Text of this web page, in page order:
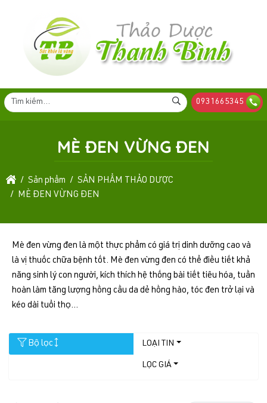
0931665345
MÈ ĐEN VỪNG ĐEN
Sản phẩm
SẢN PHẨM THẢO DƯỢC
MÈ ĐEN VỪNG ĐEN
Mè đen vừng đen là một thực phẩm có giá trị dinh dưỡng cao và
là vị thuốc chữa bệnh tốt. Mè đen vừng đen có thể điều tiết khả
năng sinh lý con người, kích thích hệ thống bài tiết tiêu hóa, tuần
hoàn làm tăng lượng hồng cầu da dẻ hồng hào, tóc đen trở lại và
kéo dài tuổi thọ...
Bộ lọc LOẠI TIN
LỌC GIÁ